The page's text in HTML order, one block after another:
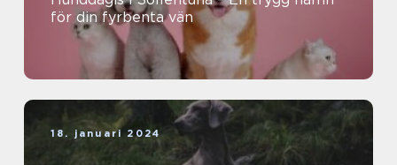
för din fyrbenta vän
18. januari 2024